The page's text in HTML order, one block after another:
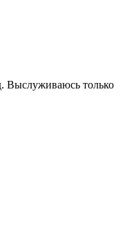
Выслуживаюсь только